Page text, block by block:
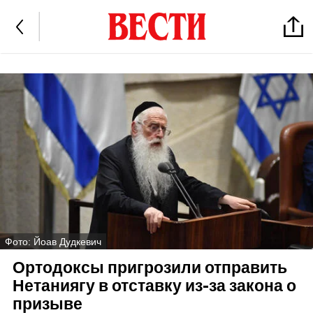
Фото: Йоав Дудкевич
Ортодоксы пригрозили отправить
Нетаниягу в отставку из-за закона о
призыве